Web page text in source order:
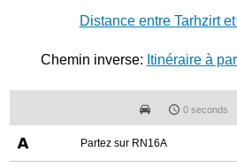
Distance entre Tarhzirt
Chemin inverse: Itinéraire à
0 seconds
Partez sur RN16A